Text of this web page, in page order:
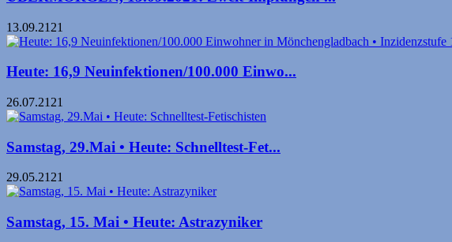
13.09.2121
Heute: 16,9 Neuinfektionen/100.000 Einwo...
26.07.2121
Samstag, 29.Mai • Heute: Schnelltest-Fet...
29.05.2121
Samstag, 15. Mai • Heute: Astrazyniker